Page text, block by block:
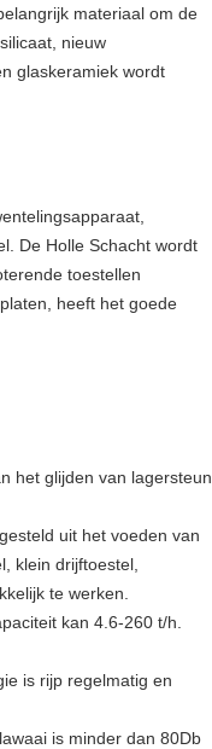
materiaal om de
nieuw
glaskeramiek wordt
De Holle Schacht wordt
toestellen
heeft het goede
het glijden van lagersteun
uit het voeden van
klein drijftoestel,
te werken.
kan 4.6-260 t/h.
is rijp regelmatig en
is minder dan 80Db